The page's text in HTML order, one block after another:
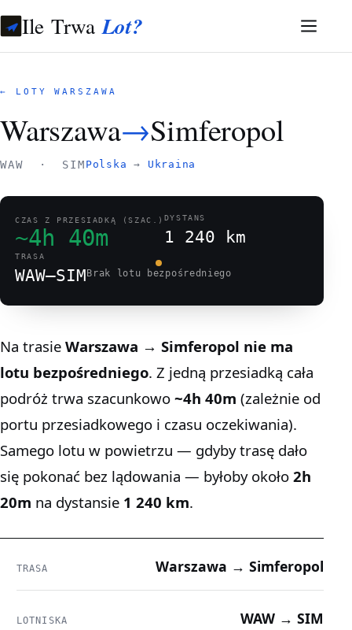
Ile TrwaLot?
← LOTY WARSZAWA
Warszawa→Simferopol
WAW · SIM Polska → Ukraina
CZAS Z PRZESIADKĄ (SZAC.)
~4h 40m
DYSTANS
1 240 km
TRASA
WAW–SIMBrak lotu bezpośredniego
Na trasie Warszawa → Simferopol nie ma
lotu bezpośredniego. Z jedną przesiadką cała
podróż trwa szacunkowo ~4h 40m (zależnie od
portu przesiadkowego i czasu oczekiwania).
Samego lotu w powietrzu — gdyby trasę dało
się pokonać bez lądowania — byłoby około 2h
20m na dystansie 1 240 km.
TRASA Warszawa → Simferopol
LOTNISKA WAW → SIM